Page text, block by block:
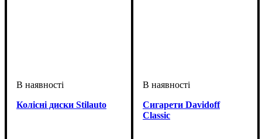
Колісні диски Stilauto
Сигарети Davidoff
Classic